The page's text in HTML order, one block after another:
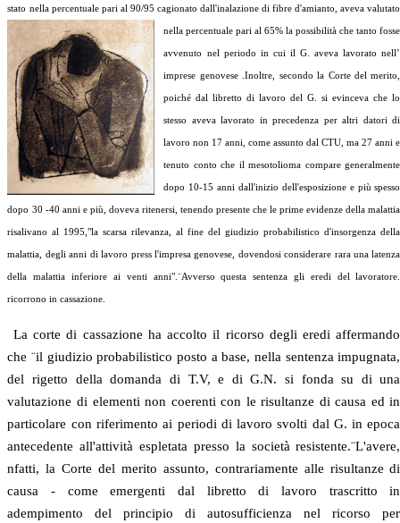
stato nella percentuale pari al 90/95 cagionato dall'inalazione di fibre d'amianto, aveva valutato
nella percentuale pari al 65% la possibilità che tanto fosse
avvenuto nel periodo in cui il G. aveva lavorato nell’
imprese genovese .Inoltre, secondo la Corte del merito,
poiché dal libretto di lavoro del G. si evinceva che lo
stesso aveva lavorato in precedenza per altri datori di
lavoro non 17 anni, come assunto dal CTU, ma 27 anni e
tenuto conto che il mesotolioma compare generalmente
dopo 10-15 anni dall'inizio dell'esposizione e più spesso
dopo 30 -40 anni e più, doveva ritenersi, tenendo presente che le prime evidenze della malattia
risalivano al 1995,"la scarsa rilevanza, al fine del giudizio probabilistico d'insorgenza della
malattia, degli anni di lavoro press l'impresa genovese, dovendosi considerare rara una latenza
della malattia inferiore ai venti anni".¨Avverso questa sentenza gli eredi del lavoratore.
ricorrono in cassazione.
La corte di cassazione ha accolto il ricorso degli eredi affermando
che ¨il giudizio probabilistico posto a base, nella sentenza impugnata,
del rigetto della domanda di T.V, e di G.N. si fonda su di una
valutazione di elementi non coerenti con le risultanze di causa ed in
particolare con riferimento ai periodi di lavoro svolti dal G. in epoca
antecedente all'attività espletata presso la società resistente.¨L'avere,
nfatti, la Corte del merito assunto, contrariamente alle risultanze di
causa - come emergenti dal libretto di lavoro trascritto in
adempimento del principio di autosufficienza nel ricorso per